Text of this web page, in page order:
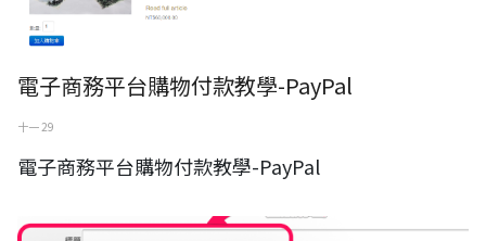
電子商務平台購物付款教學-PayPal
十一 29
電子商務平台購物付款教學-PayPal